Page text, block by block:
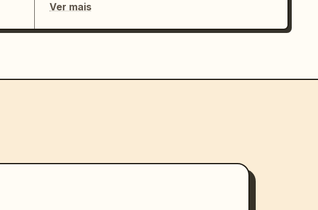
Ver mais